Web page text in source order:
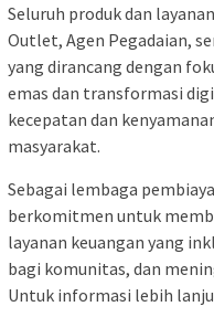
Seluruh produk dan
Outlet, Agen Pegadaian,
yang dirancang dengan
emas dan transformasi
kecepatan dan
masyarakat.
Sebagai lembaga
berkomitmen untuk
layanan keuangan yang
bagi komunitas, dan
Untuk informasi lebih